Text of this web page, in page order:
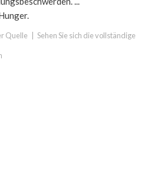
Quelle Sehen Sie sich die vollständige